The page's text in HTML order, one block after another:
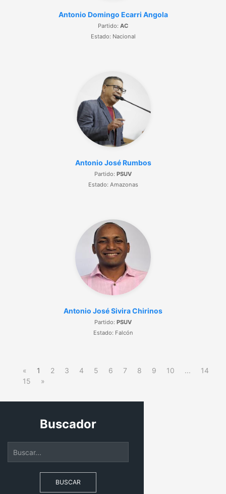
Antonio Domingo Ecarri Angola
Partido: AC
Estado: Nacional
Antonio José Rumbos
Partido: PSUV
Estado: Amazonas
Antonio José Sivira Chirinos
Partido: PSUV
Estado: Falcón
« 1 2 3 4 5 6 7 8 9 10 ...
14
15
»
Buscador
BUSCAR